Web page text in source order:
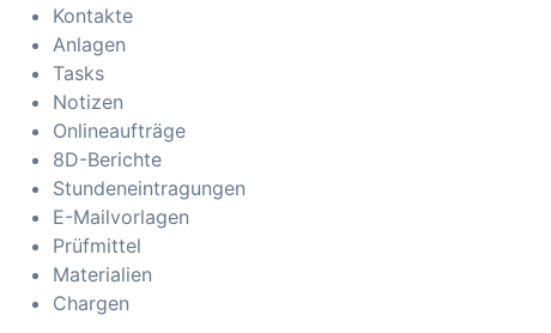
Kontakte
Anlagen
Tasks
Notizen
Onlineaufträge
8D-Berichte
Stundeneintragungen
E-Mailvorlagen
Prüfmittel
Materialien
Chargen